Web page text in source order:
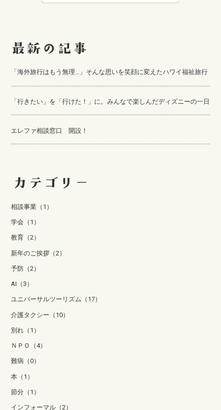
「海外旅行はもう無理…」そんな思いを笑顔に変えたハワイ福祉旅行
「行きたい」を「行けた！」に。みんなで楽しんだディズニーの一日
エレファ相談窓口 開設！
相談事業（1）
学会（1）
教育（2）
新年のご挨拶（2）
予防（2）
AI（3）
ユニバーサルツーリズム（17）
介護タクシー（10）
別れ（1）
ＮＰＯ（4）
難病（0）
本（1）
節分（1）
インフォーマル（2）